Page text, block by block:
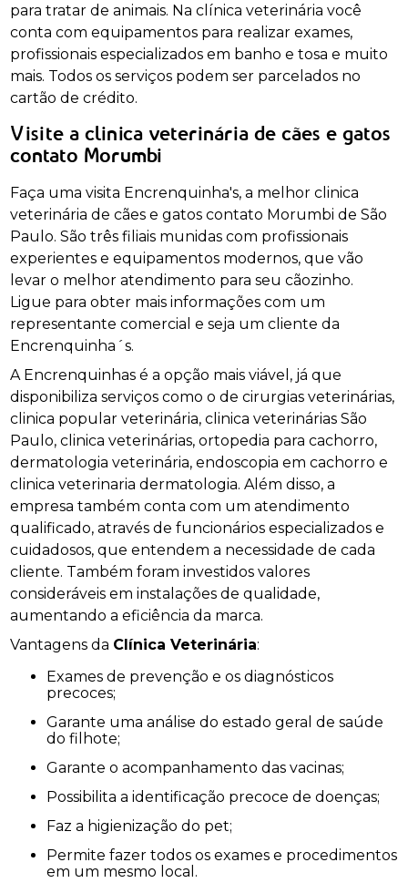
para tratar de animais. Na clínica veterinária você
conta com equipamentos para realizar exames,
profissionais especializados em banho e tosa e muito
mais. Todos os serviços podem ser parcelados no
cartão de crédito.
Visite a clinica veterinária de cães e gatos
contato Morumbi
Faça uma visita Encrenquinha's, a melhor clinica
veterinária de cães e gatos contato Morumbi de São
Paulo. São três filiais munidas com profissionais
experientes e equipamentos modernos, que vão
levar o melhor atendimento para seu cãozinho.
Ligue para obter mais informações com um
representante comercial e seja um cliente da
Encrenquinha´s.
A Encrenquinhas é a opção mais viável, já que
disponibiliza serviços como o de cirurgias veterinárias,
clinica popular veterinária, clinica veterinárias São
Paulo, clinica veterinárias, ortopedia para cachorro,
dermatologia veterinária, endoscopia em cachorro e
clinica veterinaria dermatologia. Além disso, a
empresa também conta com um atendimento
qualificado, através de funcionários especializados e
cuidadosos, que entendem a necessidade de cada
cliente. Também foram investidos valores
consideráveis em instalações de qualidade,
aumentando a eficiência da marca.
Vantagens da Clínica Veterinária:
Exames de prevenção e os diagnósticos
precoces;
Garante uma análise do estado geral de saúde
do filhote;
Garante o acompanhamento das vacinas;
Possibilita a identificação precoce de doenças;
Faz a higienização do pet;
Permite fazer todos os exames e procedimentos
em um mesmo local.